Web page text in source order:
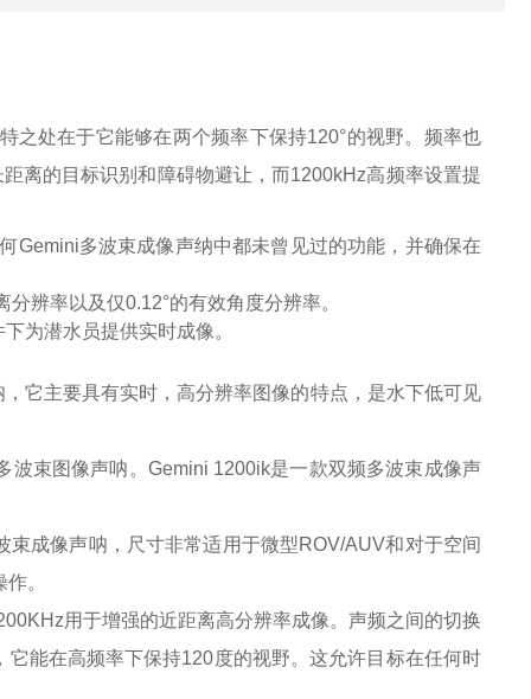
之处在于它能够在两个频率下保持120°的视野。频率也
离的目标识别和障碍物避让，而1200kHz高频率设置提
多波束成像声纳中都未曾见过的功能，并确保在
率以及仅0.12°的有效角度分辨率。
为潜水员提供实时成像。
它主要具有实时，高分辨率图像的特点，是水下低可见
束图像声呐。Gemini 1200ik是一款双频多波束成像声
成像声呐，尺寸非常适用于微型ROV/AUV和对于空间
。
用于增强的近距离高分辨率成像。声频之间的切换
能在高频率下保持120度的视野。这允许目标在任何时